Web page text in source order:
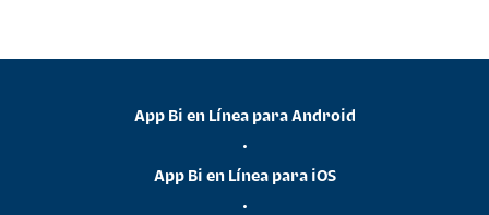
App Bi en Línea para Android
•
App Bi en Línea para iOS
•